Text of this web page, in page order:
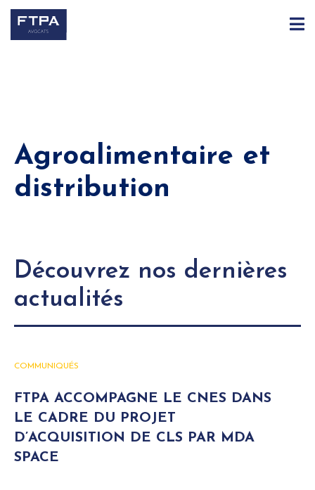
Agroalimentaire et
distribution
Découvrez nos dernières
actualités
COMMUNIQUÉS
FTPA ACCOMPAGNE LE CNES DANS
LE CADRE DU PROJET
D’ACQUISITION DE CLS PAR MDA
SPACE